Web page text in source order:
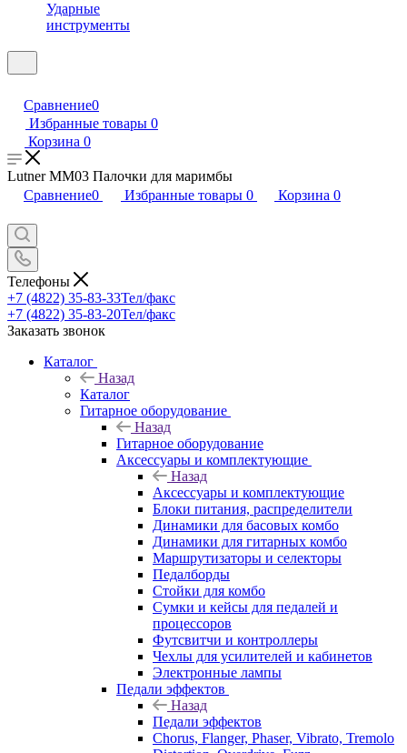
Ударные
инструменты
Сравнение0
Избранные товары 0
Корзина 0
Lutner MM03 Палочки для маримбы
Сравнение0 Избранные товары 0 Корзина 0
Телефоны
+7 (4822) 35-83-33Тел/факс
+7 (4822) 35-83-20Тел/факс
Заказать звонок
Каталог
Назад
Каталог
Гитарное оборудование
Назад
Гитарное оборудование
Аксессуары и комплектующие
Назад
Аксессуары и комплектующие
Блоки питания, распределители
Динамики для басовых комбо
Динамики для гитарных комбо
Маршрутизаторы и селекторы
Педалборды
Стойки для комбо
Сумки и кейсы для педалей и
процессоров
Футсвитчи и контроллеры
Чехлы для усилителей и кабинетов
Электронные лампы
Педали эффектов
Назад
Педали эффектов
Chorus, Flanger, Phaser, Vibrato, Tremolo